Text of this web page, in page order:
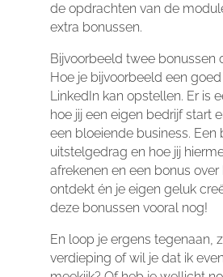
de opdrachten van de
extra bonussen.
Bijvoorbeeld twee bonussen
Hoe je bijvoorbeeld een
LinkedIn kan opstellen. Er is
hoe jij een eigen bedrijf start
een bloeiende business. Een
uitstelgedrag en hoe jij
afrekenen en een bonus over
ontdekt én je eigen geluk
deze bonussen vooral nog!
En loop je ergens tegenaan,
verdieping of wil je dat ik